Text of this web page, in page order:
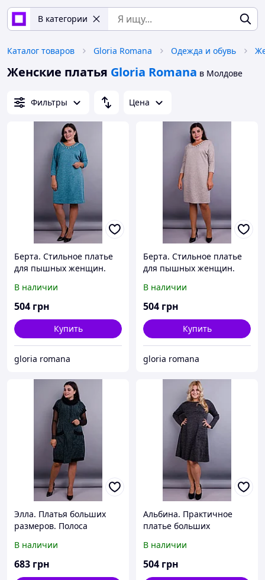
В категории
Каталог товаров Gloria Romana Одежда и обувь
Женские платья Gloria Romana в Молдове
Фильтры Цена
Берта. Стильное платье
для пышных женщин.
В наличии
504 грн
Купить
gloria romana
Берта. Стильное платье
для пышных женщин.
В наличии
504 грн
Купить
gloria romana
Элла. Платья больших
размеров. Полоса
В наличии
683 грн
Альбина. Практичное
платье больших
В наличии
504 грн